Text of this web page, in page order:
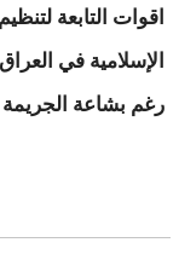
اقوات التابعة
الإسلامية في
رغم بشاعة الجريمة